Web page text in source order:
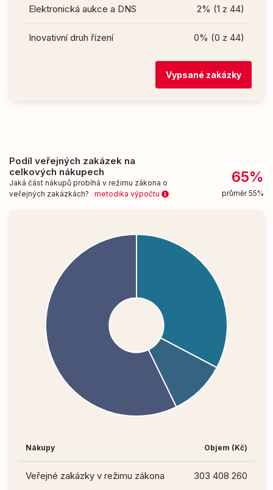
Elektronická aukce a DNS 2% (1 z 44)
Inovativní druh řízení 0% (0 z 44)
Vypsané zakázky
Podíl veřejných zakázek na
celkových nákupech
Jaká část nákupů probíhá v režimu zákona o
veřejných zakázkách? metodika výpočtu
65%
průměr 55%
Nákupy Objem (Kč)
Veřejné zakázky v režimu zákona 303 408 260